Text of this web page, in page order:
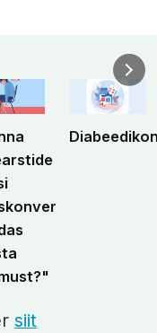
siit